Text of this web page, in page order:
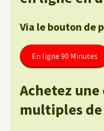
Via le bouton de
En ligne 90 Minutes
Achetez
multiples